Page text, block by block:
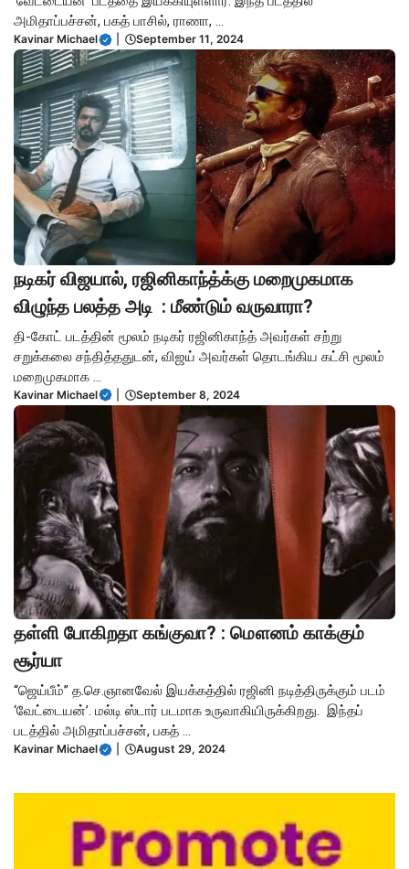
அமிதாப்பச்சன், பகத் பாசில், ராணா, ...
Kavinar Michael September 11, 2024
நடிகர் விஜயால், ரஜினிகாந்த்க்கு மறைமுகமாக
விழுந்த பலத்த அடி : மீண்டும் வருவாரா?
தி-கோட் படத்தின் மூலம் நடிகர் ரஜினிகாந்த் அவர்கள் சற்று
சறுக்கலை சந்தித்ததுடன், விஜய் அவர்கள் தொடங்கிய கட்சி மூலம்
மறைமுகமாக ...
Kavinar Michael September 8, 2024
தள்ளி போகிறதா கங்குவா? : மௌனம் காக்கும்
சூர்யா
“ஜெய்பீம்” த.செ.ஞானவேல் இயக்கத்தில் ரஜினி நடித்திருக்கும் படம்
‘வேட்டையன்’. மல்டி ஸ்டார் படமாக உருவாகியிருக்கிறது. இந்தப்
படத்தில் அமிதாப்பச்சன், பகத் ...
Kavinar Michael August 29, 2024